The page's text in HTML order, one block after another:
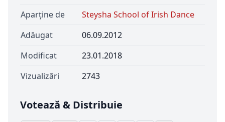
Aparține de
Steysha School of Irish Dance
Adăugat
06.09.2012
Modificat
23.01.2018
Vizualizări
2743
Votează & Distribuie